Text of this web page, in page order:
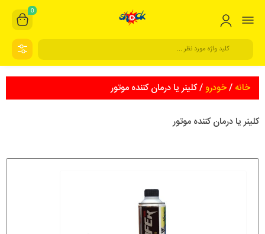
0
خانه /خودرو/ کلینر یا درمان کننده موتور
کلینر یا درمان کننده موتور